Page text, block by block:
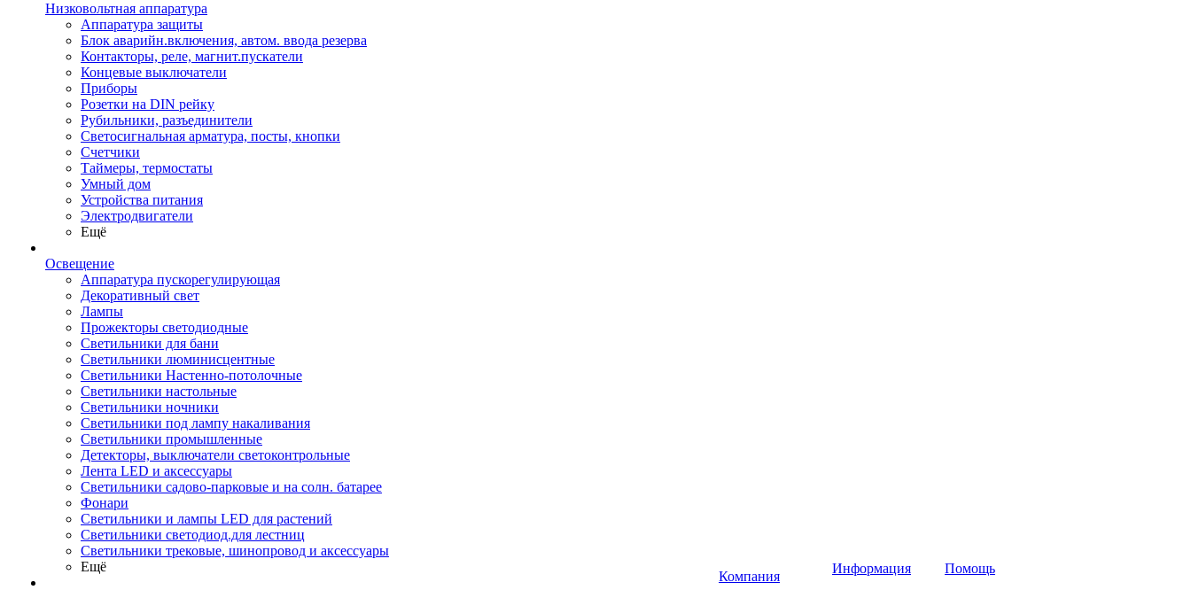
Низковольтная аппаратура
Аппаратура защиты
Блок аварийн.включения, автом. ввода резерва
Контакторы, реле, магнит.пускатели
Концевые выключатели
Приборы
Розетки на DIN рейку
Рубильники, разъединители
Светосигнальная арматура, посты, кнопки
Счетчики
Таймеры, термостаты
Умный дом
Устройства питания
Электродвигатели
Ещё
Освещение
Аппаратура пускорегулирующая
Декоративный свет
Лампы
Прожекторы светодиодные
Светильники для бани
Светильники люминисцентные
Светильники Настенно-потолочные
Светильники настольные
Светильники ночники
Светильники под лампу накаливания
Светильники промышленные
Детекторы, выключатели светоконтрольные
Лента LED и аксессуары
Светильники садово-парковые и на солн. батарее
Фонари
Светильники и лампы LED для растений
Светильники светодиод.для лестниц
Светильники трековые, шинопровод и аксессуары
Ещё
Компания
Информация
Помощь